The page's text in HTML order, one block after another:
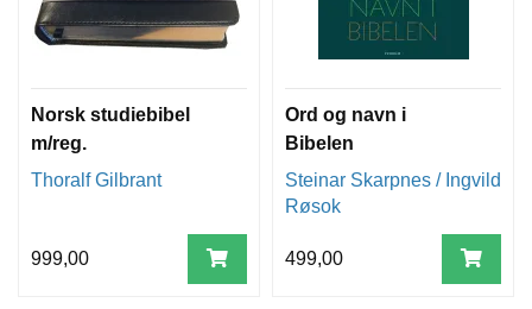
Norsk studiebibel
m/reg.
Thoralf Gilbrant
999,00
Ord og navn i
Bibelen
Steinar Skarpnes / Ingvild
Røsok
499,00